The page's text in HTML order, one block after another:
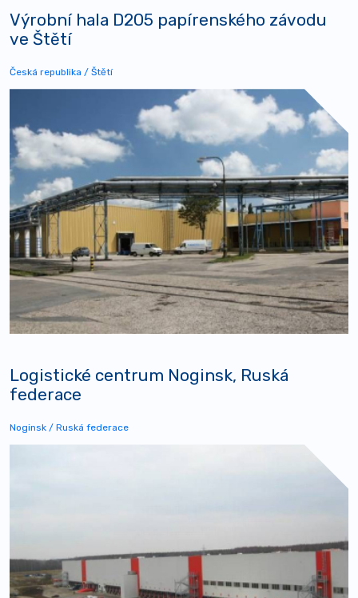
Výrobní hala D205 papírenského závodu
ve Štětí
Česká republika / Štětí
Logistické centrum Noginsk, Ruská
federace
Noginsk / Ruská federace